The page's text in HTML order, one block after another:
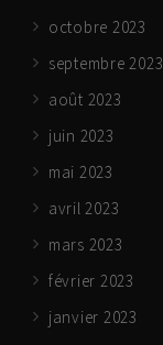
octobre 2023
septembre 2023
août 2023
juin 2023
mai 2023
avril 2023
mars 2023
février 2023
janvier 2023